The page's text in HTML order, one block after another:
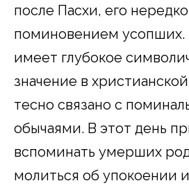
после Пасхи, его
поминовением усопших.
имеет глубокое
значение в
тесно связано с
обычаями. В этот день
вспоминать умерших
молиться об упокоении